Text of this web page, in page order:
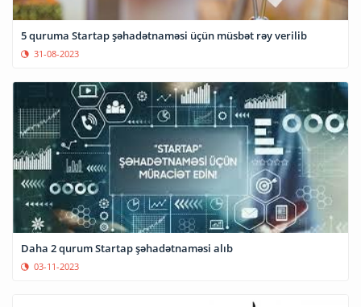
5 quruma Startap şəhadətnaməsi üçün müsbət rəy verilib
31-08-2023
Daha 2 qurum Startap şəhadətnaməsi alıb
03-11-2023